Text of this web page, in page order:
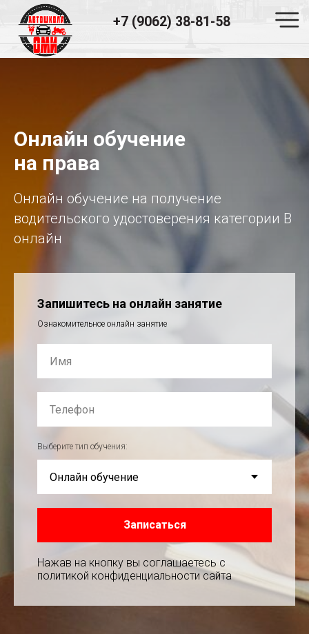
«Хочешь научиться водить?
Записывайся в ОМИ! »
+7 (9062) 38-81-58
Срок обучения всего
3 месяца.
Большой автопарк
C каждым учеником автошкола
обучение
Возможность поэтапной оплаты.
Нажимая на кнопку я соглашаюсь с политикой
конфиденциальности и обработки персональных
Онлайн обучение
на права
Онлайн обучение на получение
водительского удостоверения категории B
онлайн
Запишитесь на онлайн занятие
Ознакомительное онлайн занятие
Выберите тип обучения:
Записаться
Нажав на кнопку вы соглашаетесь с
политикой конфиденциальности сайта